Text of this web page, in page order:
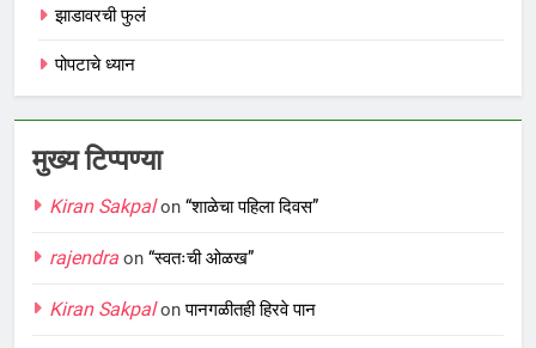
झाडावरची फुलं
पोपटाचे ध्यान
मुख्य टिप्पण्या
Kiran Sakpalon “शाळेचा पहिला दिवस”
rajendra on “स्वतःची ओळख”
Kiran Sakpalonपानगळीतही हिरवे पान